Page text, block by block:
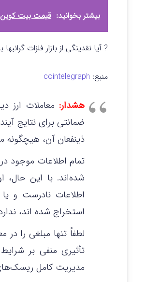
بیشتر بخوانید: قیمت بیت کوین امروز ۱۸
? آیا نقدینگی از بازار فلزات
منبع: cointelegraph
هشدار: معاملات ارز
ضمانتی برای نتایج
ذینفعان آن، هیچگونه
تمام اطلاعات موجود
شده‌اند. با این
اطلاعات نادرست و
استخراج شده‌ اند،
لطفاً تنها مبلغی را
تأثیری منفی بر
مدیریت کامل